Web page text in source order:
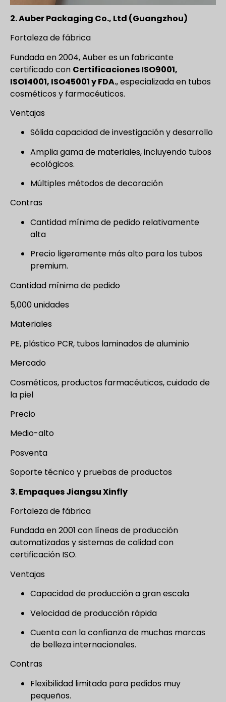
2. Auber Packaging Co., Ltd (Guangzhou)
Fortaleza de fábrica
Fundada en 2004, Auber es un fabricante
certificado con Certificaciones ISO9001,
ISO14001, ISO45001 y FDA., especializada en tubos
cosméticos y farmacéuticos.
Ventajas
Sólida capacidad de investigación y desarrollo
Amplia gama de materiales, incluyendo tubos
ecológicos.
Múltiples métodos de decoración
Contras
Cantidad mínima de pedido relativamente
alta
Precio ligeramente más alto para los tubos
premium.
Cantidad mínima de pedido
5,000 unidades
Materiales
PE, plástico PCR, tubos laminados de aluminio
Mercado
Cosméticos, productos farmacéuticos, cuidado de
la piel
Precio
Medio-alto
Posventa
Soporte técnico y pruebas de productos
3. Empaques Jiangsu Xinfly
Fortaleza de fábrica
Fundada en 2001 con líneas de producción
automatizadas y sistemas de calidad con
certificación ISO.
Ventajas
Capacidad de producción a gran escala
Velocidad de producción rápida
Cuenta con la confianza de muchas marcas
de belleza internacionales.
Contras
Flexibilidad limitada para pedidos muy
pequeños.